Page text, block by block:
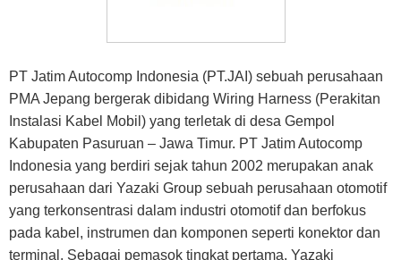
PT Jatim Autocomp Indonesia (PT.JAI) sebuah perusahaan
PMA Jepang bergerak dibidang Wiring Harness (Perakitan
Instalasi Kabel Mobil) yang terletak di desa Gempol
Kabupaten Pasuruan – Jawa Timur. PT Jatim Autocomp
Indonesia yang berdiri sejak tahun 2002 merupakan anak
perusahaan dari Yazaki Group sebuah perusahaan otomotif
yang terkonsentrasi dalam industri otomotif dan berfokus
pada kabel, instrumen dan komponen seperti konektor dan
terminal. Sebagai pemasok tingkat pertama, Yazaki